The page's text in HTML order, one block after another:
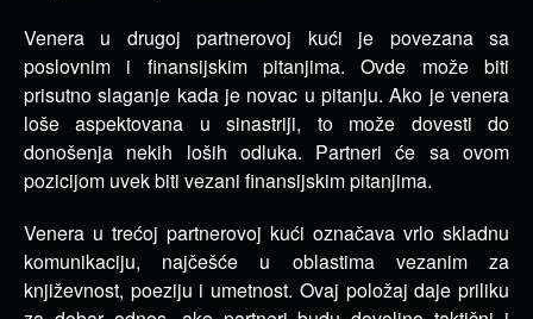
Venera u drugoj partnerovoj kući je povezana sa
poslovnim i finansijskim pitanjima. Ovde može biti
prisutno slaganje kada je novac u pitanju. Ako je venera
loše aspektovana u sinastriji, to može dovesti do
donošenja nekih loših odluka. Partneri će sa ovom
pozicijom uvek biti vezani finansijskim pitanjima.
Venera u trećoj partnerovoj kući označava vrlo skladnu
komunikaciju, najčešće u oblastima vezanim za
književnost, poeziju i umetnost. Ovaj položaj daje priliku